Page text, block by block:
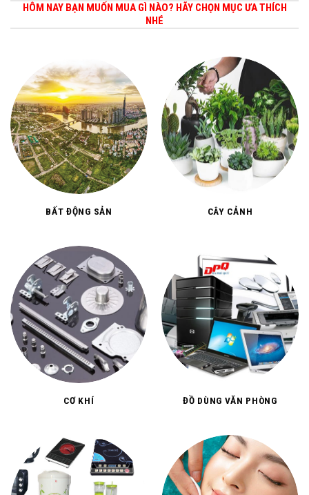
HÔM NAY BẠN MUỐN MUA GÌ NÀO? HÃY CHỌN MỤC ƯA THÍCH
NHÉ
BẤT ĐỘNG SẢN CÂY CẢNH
CƠ KHÍ ĐỒ DÙNG VĂN PHÒNG